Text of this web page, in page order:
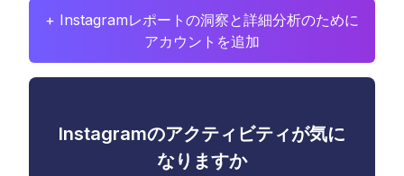
+ Instagramレポートの洞察と詳細分析のために
アカウントを追加
Instagramのアクティビティが気に
なりますか